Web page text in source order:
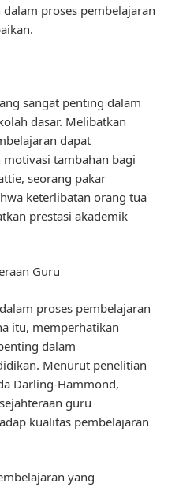
proses pembelajaran
sangat penting dalam
dasar. Melibatkan
dapat
tambahan bagi
seorang pakar
keterlibatan orang tua
prestasi akademik
Guru
proses pembelajaran
itu, memperhatikan
dalam
Menurut penelitian
Darling-Hammond,
guru
kualitas pembelajaran
yang